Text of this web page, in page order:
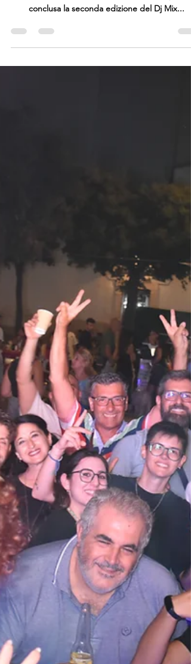
Venerdì 6 settembre 2024, nella suggestiva
conclusa la seconda edizione del Dj Mix...